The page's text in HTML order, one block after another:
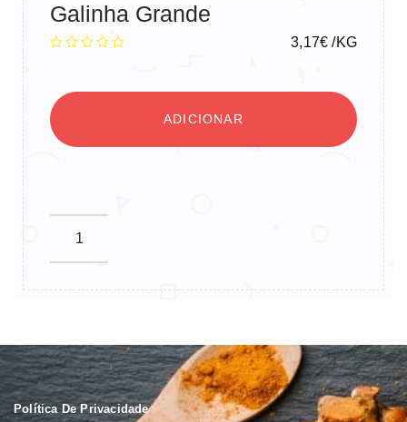
Galinha Grande
3,17€ /KG
ADICIONAR
Política De Privacidade